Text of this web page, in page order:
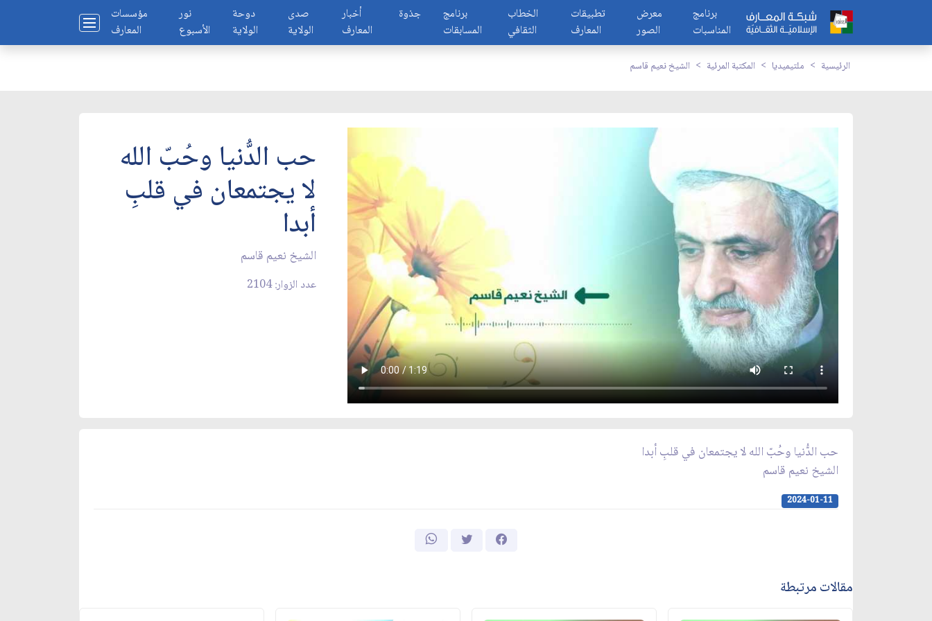
مؤسسات
المعارف
نور
الأسبوع
دوحة
الولاية
صدى
الولاية
أخبار
المعارف
جذوة
برنامج
المسابقات
الخطاب
الثقافي
تطبيقات
المعارف
معرض
الصور
برنامج
المناسبات
الرئيسية ملتيميديا المكتبة المرئية الشيخ نعيم قاسم
حب الدُّنيا وحُبّ الله
لا يجتمعان في قلبِ
أبدا
الشيخ نعيم قاسم
عدد الزوار: 2104
حب الدُّنيا وحُبّ الله لا يجتمعان في قلبِ أبدا
الشيخ نعيم قاسم
2024-01-11
مقالات مرتبطة